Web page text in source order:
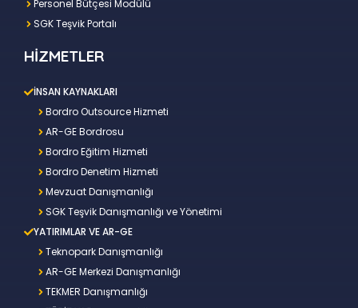
Personel Bütçesi Modülü
SGK Teşvik Portalı
HİZMETLER
İNSAN KAYNAKLARI
Bordro Outsource Hizmeti
AR-GE Bordrosu
Bordro Eğitim Hizmeti
Bordro Denetim Hizmeti
Mevzuat Danışmanlığı
SGK Teşvik Danışmanlığı ve Yönetimi
YATIRIMLAR VE AR-GE
Teknopark Danışmanlığı
AR-GE Merkezi Danışmanlığı
TEKMER Danışmanlığı